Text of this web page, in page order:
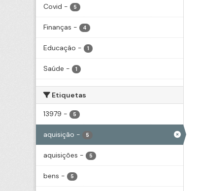
Covid - 5
Finanças - 4
Educação - 1
Saúde - 1
Etiquetas
13979 - 5
aquisição - 5
aquisições - 5
bens - 5